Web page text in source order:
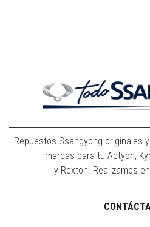
Repuestos Ssangyong originales
marcas para tu Actyon,
y Rexton. Realizamos